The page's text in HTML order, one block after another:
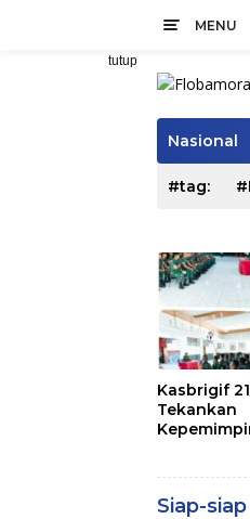
MENU
tutup
Nasional
#tag:
Kasbrigif
Tekankan
Siap-siap